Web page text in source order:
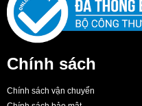
Chính sách
Chính sách vận chuyển